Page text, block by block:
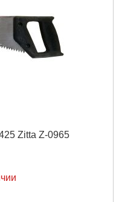
Zitta Z-0965